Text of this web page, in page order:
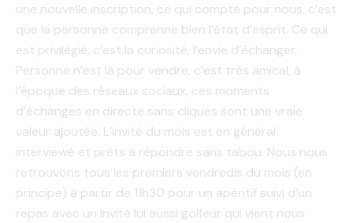
une nouvelle inscription, ce qui compte pour nous, c’est
que la personne comprenne bien l’état d’esprit. Ce qui
est privilégié, c’est la curiosité, l’envie d’échanger.
Personne n’est là pour vendre, c’est très amical, à
l’époque des réseaux sociaux, ces moments
d’échanges en directe sans cliques sont une vraie
valeur ajoutée. L’invité du mois est en général
interviewé et prêts à répondre sans tabou. Nous nous
retrouvons tous les premiers vendredis du mois (en
principe) à partir de 11h30 pour un apéritif suivi d’un
repas avec un invité lui aussi golfeur qui vient nous